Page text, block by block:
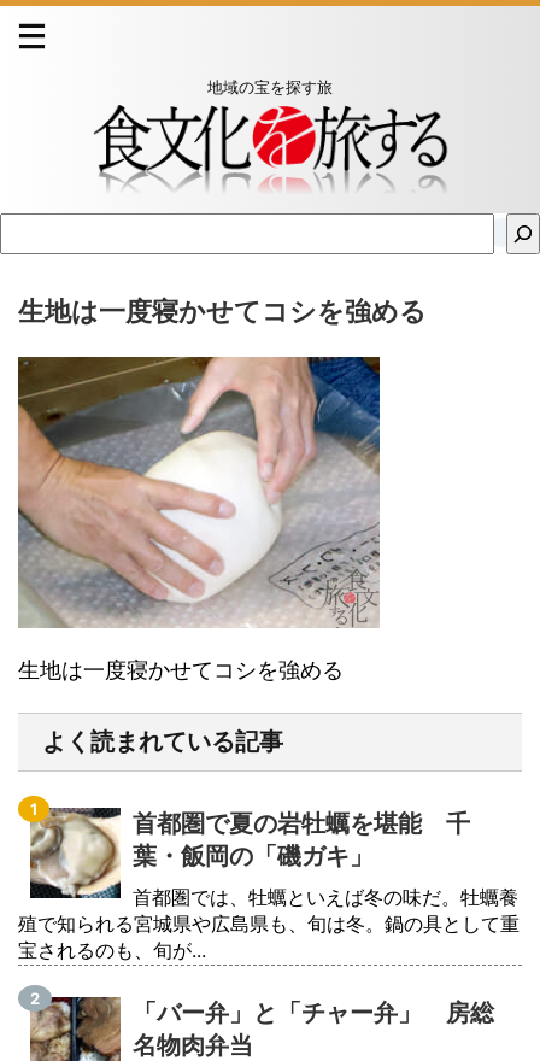
地域の宝を探す旅
生地は一度寝かせてコシを強める
生地は一度寝かせてコシを強める
よく読まれている記事
首都圏で夏の岩牡蠣を堪能 千
葉・飯岡の「磯ガキ」
首都圏では、牡蠣といえば冬の味だ。牡蠣養
殖で知られる宮城県や広島県も、旬は冬。鍋の具として重
宝されるのも、旬が...
「バー弁」と「チャー弁」 房総
名物肉弁当